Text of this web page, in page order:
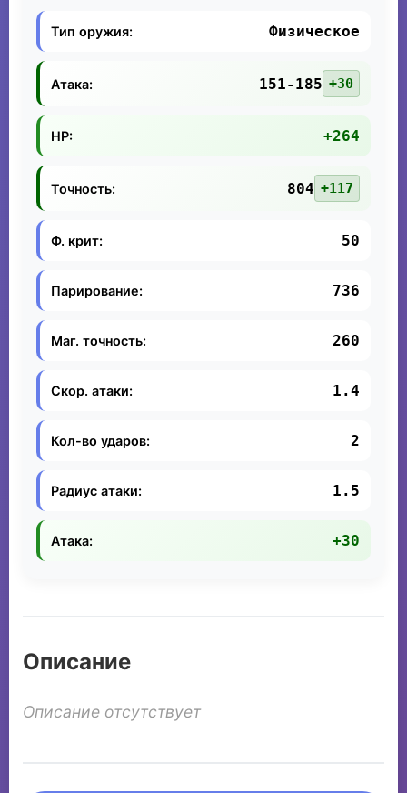
Тип оружия: Физическое
Атака: 151-185 +30
HP: +264
Точность: 804 +117
Ф. крит: 50
Парирование: 736
Маг. точность: 260
Скор. атаки: 1.4
Кол-во ударов: 2
Радиус атаки: 1.5
Атака: +30
Описание
Описание отсутствует